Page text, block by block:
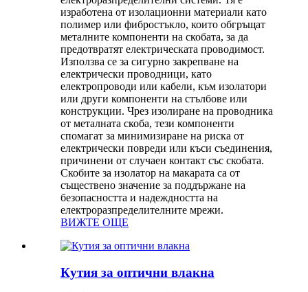
изработена от изолационни материали като
полимер или фибростъкло, които обгръщат
металните компоненти на скобата, за да
предотвратят електрическата проводимост.
Използва се за сигурно закрепване на
електрически проводници, като
електропроводи или кабели, към изолатори
или други компоненти на стълбове или
конструкции. Чрез изолиране на проводника
от металната скоба, тези компоненти
спомагат за минимизиране на риска от
електрически повреди или къси съединения,
причинени от случаен контакт със скобата.
Скобите за изолатор на макарата са от
съществено значение за поддържане на
безопасността и надеждността на
електроразпределителните мрежи.
ВИЖТЕ ОЩЕ
Кутия за оптични влакна